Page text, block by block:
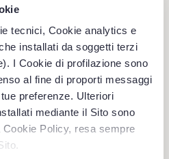
tecnici, Cookie analytics e
installati da soggetti terzi
I Cookie di profilazione sono
al fine di proporti messaggi
preferenze. Ulteriori
mediante il Sito sono
Policy, resa sempre
la tua
gestione e
con un unico